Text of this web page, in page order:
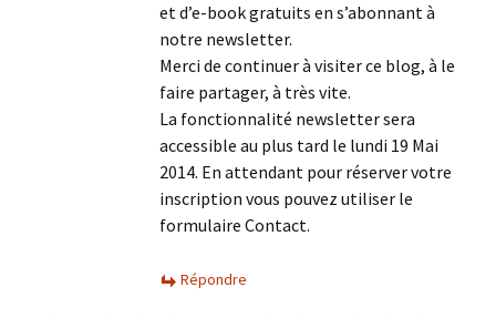
et d’e-book gratuits en s’abonnant à
notre newsletter.
Merci de continuer à visiter ce blog, à le
faire partager, à très vite.
La fonctionnalité newsletter sera
accessible au plus tard le lundi 19 Mai
2014. En attendant pour réserver votre
inscription vous pouvez utiliser le
formulaire Contact.
Répondre